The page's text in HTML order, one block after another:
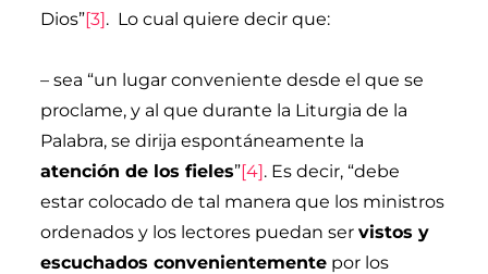
Dios”[3]. Lo cual quiere decir que:
– sea “un lugar conveniente desde el que se
proclame, y al que durante la Liturgia de la
Palabra, se dirija espontáneamente la
atención de los fieles”[4]. Es decir, “debe
estar colocado de tal manera que los ministros
ordenados y los lectores puedan servistos y
escuchados convenientemente por los